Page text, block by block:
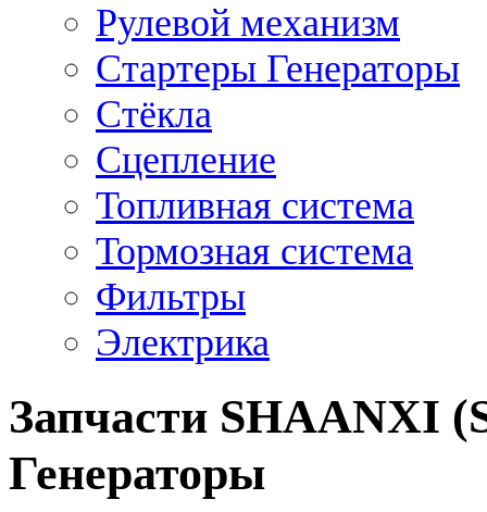
Рулевой механизм
Стартеры Генераторы
Стёкла
Сцепление
Топливная система
Тормозная система
Фильтры
Электрика
Запчасти SHAANXI
Генераторы